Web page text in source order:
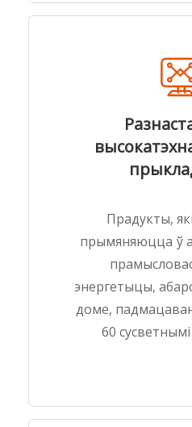
Прадукты,
прымяняюцца ў
энергетыцы,
доме,
60